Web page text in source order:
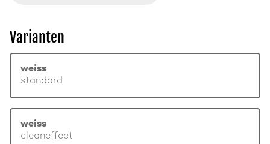
Varianten
weiss
standard
weiss
cleaneffect